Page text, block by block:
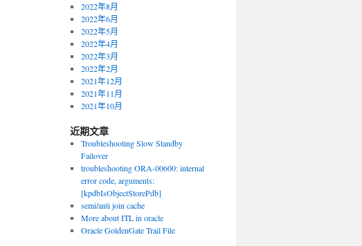
2022年8月
2022年6月
2022年5月
2022年4月
2022年3月
2022年2月
2021年12月
2021年11月
2021年10月
近期文章
Troubleshooting Slow Standby
Failover
troubleshooting ORA-00600: internal
error code, arguments:
[kpdbIsObjectStorePdb]
semi/anti join cache
More about ITL in oracle
Oracle GoldenGate Trail File